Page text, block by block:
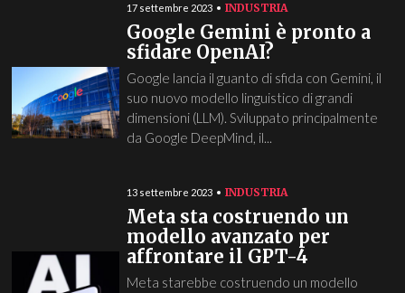
17 settembre 2023 INDUSTRIA
Google Gemini è pronto a
sfidare OpenAI?
Google lancia il guanto di sfida con Gemini, il
suo nuovo modello linguistico di grandi
dimensioni (LLM). Sviluppato principalmente
da Google DeepMind, il...
13 settembre 2023 INDUSTRIA
Meta sta costruendo un
modello avanzato per
affrontare il GPT-4
Meta starebbe costruendo un modello